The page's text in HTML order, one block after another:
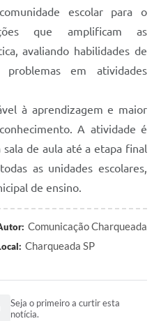
escolar para o
que amplificam as
avaliando habilidades de
em atividades
à aprendizagem e maior
A atividade é
de aula até a etapa final
as unidades escolares,
de ensino.
Comunicação Charqueada
Charqueada SP
Seja o primeiro a curtir esta
notícia.